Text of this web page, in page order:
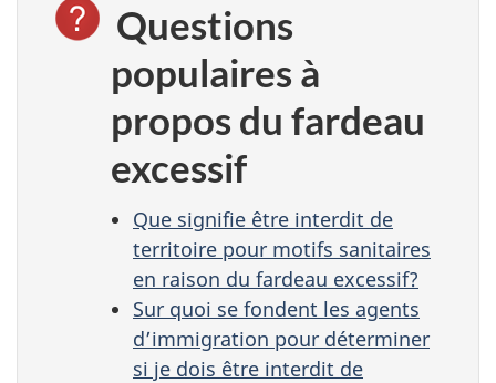
Questions
populaires à
propos du fardeau
excessif
Que signifie être interdit de
territoire pour motifs sanitaires
en raison du fardeau excessif?
Sur quoi se fondent les agents
d’immigration pour déterminer
si je dois être interdit de